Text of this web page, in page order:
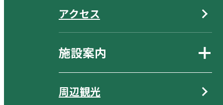
アクセス
施設案内
周辺観光